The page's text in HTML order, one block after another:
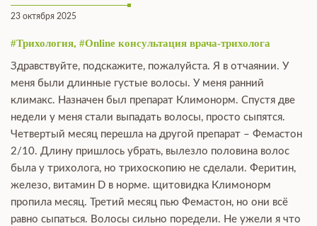
23 октября 2025
#Трихология, #Online консультация врача-трихолога
Здравствуйте, подскажите, пожалуйста. Я в отчаянии. У
меня были длинные густые волосы. У меня ранний
климакс. Назначен был препарат Климонорм. Спустя две
недели у меня стали выпадать волосы, просто сыпятся.
Четвертый месяц перешла на другой препарат – Фемастон
2/10. Длину пришлось убрать, вылезло половина волос
была у трихолога, но трихоскопию не сделали. Феритин,
железо, витамин D в норме. щитовидка Климонорм
пропила месяц. Третий месяц пью Фемастон, но они всё
равно сыпаться. Волосы сильно поредели. Не ужели я что